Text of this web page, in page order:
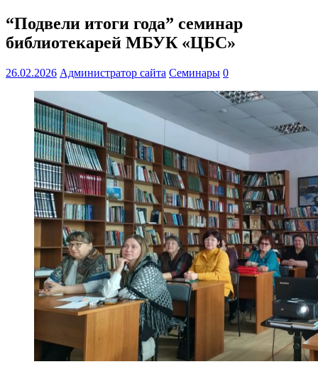
“Подвели итоги года” семинар
библиотекарей МБУК «ЦБС»
26.02.2026 Администратор сайта Семинары 0